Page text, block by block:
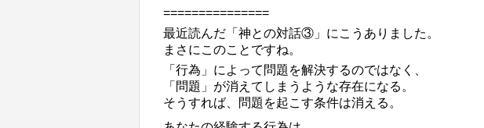
===============
最近読んだ「 神との対話③」にこうありました。
まさにこのことですね。
「行為」によって問題を解決するのではなく、
「問題」が消えてしまうような存在になる。
そうすれば、問題を起こす条件は消える。